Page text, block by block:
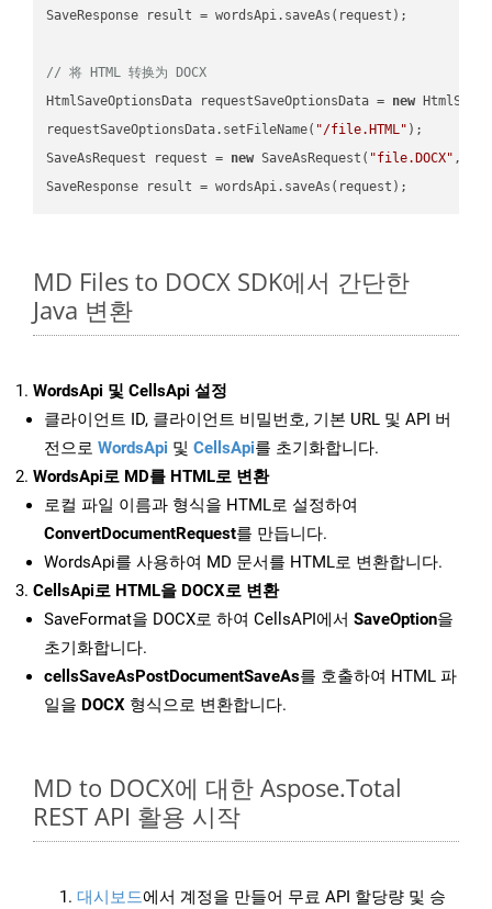
SaveResponse result = wordsApi.saveAs(request);
// 将 HTML 转换为 DOCX
HtmlSaveOptionsData requestSaveOptionsData = new
requestSaveOptionsData.setFileName( "/file.HTML" );
SaveAsRequest request = new SaveAsRequest( "file.DOCX"
MD Files to DOCX SDK에서 간단한
Java 변환
WordsApi 및 CellsApi 설정
클라이언트 ID, 클라이언트 비밀번호, 기본 URL 및 API 버
전으로 WordsApi 및 CellsApi를 초기화합니다.
WordsApi로 MD를 HTML로 변환
로컬 파일 이름과 형식을 HTML로 설정하여
ConvertDocumentRequest를 만듭니다.
WordsApi를 사용하여 MD 문서를 HTML로 변환합니다.
CellsApi로 HTML을 DOCX로 변환
SaveFormat을 DOCX로 하여 CellsAPI에서 SaveOption을
초기화합니다.
cellsSaveAsPostDocumentSaveAs를 호출하여 HTML 파
일을 DOCX 형식으로 변환합니다.
MD to DOCX에 대한 Aspose.Total
REST API 활용 시작
대시보드에서 계정을 만들어 무료 API 할당량 및 승